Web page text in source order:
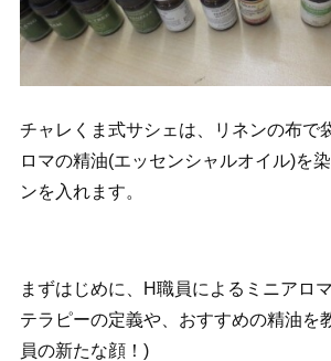
チャレくま式サシェは、リネンの布で
ロマの精油(エッセンシャルオイル)を
ンを入れます。
まずはじめに、H職員によるミニアロ
テラピーの定義や、おすすめの精油を
員の新たな顔！)